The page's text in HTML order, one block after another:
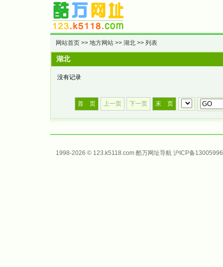
网站首页 >> 地方网站 >> 湖北 >> 列表
湖北
没有记录
首 页 上一页 下一页 末 页
1998-2026 © 123.k5118.com 酷万网址导航 沪ICP备